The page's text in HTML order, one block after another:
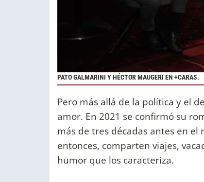
PATO GALMARINI Y HÉCTOR MAUGERI EN +CARAS.
Pero más allá de la política y el
amor. En 2021 se confirmó su
más de tres décadas antes en el
entonces, comparten viajes,
humor que los caracteriza.